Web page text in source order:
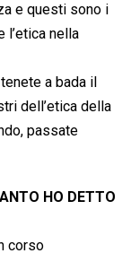
e questi sono i
l’etica nella
a bada il
dell’etica della
passate
HO DETTO
corso